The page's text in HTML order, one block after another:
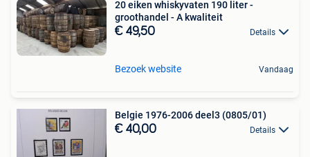
20 eiken whiskyvaten 190 liter -
groothandel - A kwaliteit
€ 49,50 Details
Bezoek website Vandaag
Belgie 1976-2006 deel3 (0805/01)
€ 40,00 Details